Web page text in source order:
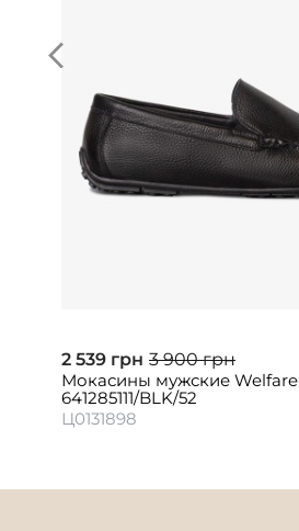
2 539 грн 3 900 грн
Мокасины мужские Welfare
641285111/BLK/52
Ц0131898